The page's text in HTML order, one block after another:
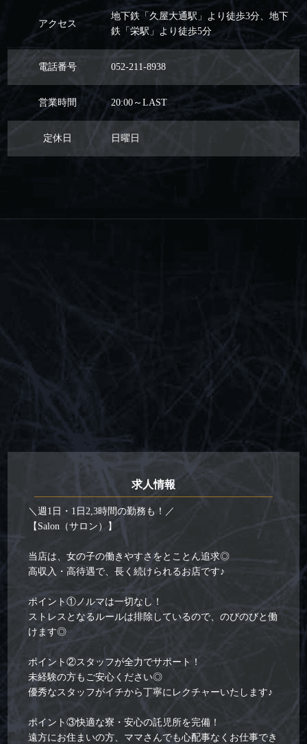
アクセス
地下鉄「久屋大通駅」より徒歩3分、地下
鉄「栄駅」より徒歩5分
電話番号 052-211-8938
営業時間 20:00～LAST
定休日 日曜日
求人情報
＼週1日・1日2,3時間の勤務も！／
【Salon（サロン）】
当店は、女の子の働きやすさをとことん追求◎
高収入・高待遇で、長く続けられるお店です♪
ポイント①ノルマは一切なし！
ストレスとなるルールは排除しているので、のびのびと働
けます◎
ポイント②スタッフが全力でサポート！
未経験の方もご安心ください◎
優秀なスタッフがイチから丁寧にレクチャーいたします♪
ポイント③快適な寮・安心の託児所を完備！
遠方にお住まいの方、ママさんでも心配事なくお仕事でき